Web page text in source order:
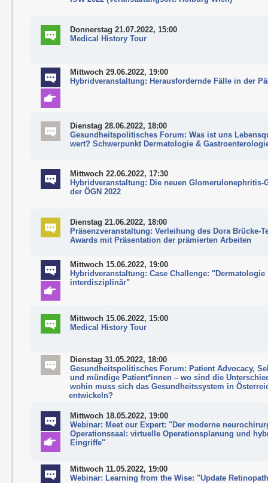
Donnerstag 21.07.2022, 15:00
Medical History Tour
Mittwoch 29.06.2022, 19:00
Hybridveranstaltung: Herausfordernde Fälle in der
Dienstag 28.06.2022, 18:00
Gesundheitspolitisches Forum: Was ist uns
wert? Schwerpunkt Dermatologie &
Mittwoch 22.06.2022, 17:30
Hybridveranstaltung: Die neuen Glomerulonephritis-
der ÖGN 2022
Dienstag 21.06.2022, 18:00
Präsenzveranstaltung: Verleihung des Dora Brücke-
Awards mit Präsentation der prämierten Arbeiten
Mittwoch 15.06.2022, 19:00
Hybridveranstaltung: Case Challenge: "Dermatologie
interdisziplinär"
Mittwoch 15.06.2022, 15:00
Medical History Tour
Dienstag 31.05.2022, 18:00
Gesundheitspolitisches Forum: Patient Advocacy,
und mündige Patient*innen – wo sind die
wohin muss sich das Gesundheitssystem in
entwickeln?
Mittwoch 18.05.2022, 19:00
Webinar: Meet our Expert: "Der moderne
Operationssaal: virtuelle Operationsplanung und
Eingriffe"
Mittwoch 11.05.2022, 19:00
Webinar: Learning from the Wise: "Update